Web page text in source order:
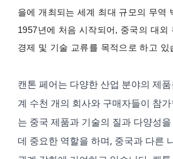
을에 개최되는 세계 최대 규모의 무역
1957년에 처음 시작되어, 중국의 대외
경제 및 기술 교류를 목적으로 하고 있
캔톤 페어는 다양한 산업 분야의 제
계 수천 개의 회사와 구매자들이 참
는 중국 제품과 기술의 질과 다양성
데 중요한 역할을 하며, 중국과 다른